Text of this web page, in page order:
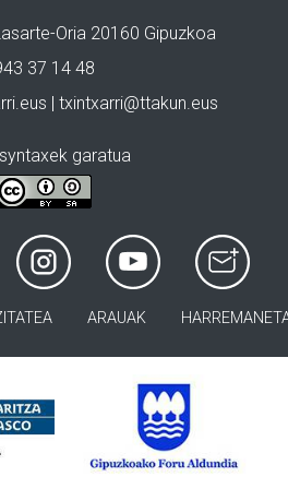
Oria 20160 Gipuzkoa
37 14 48
| txintxarri@ttakun.eus
garatua
ARAUAK